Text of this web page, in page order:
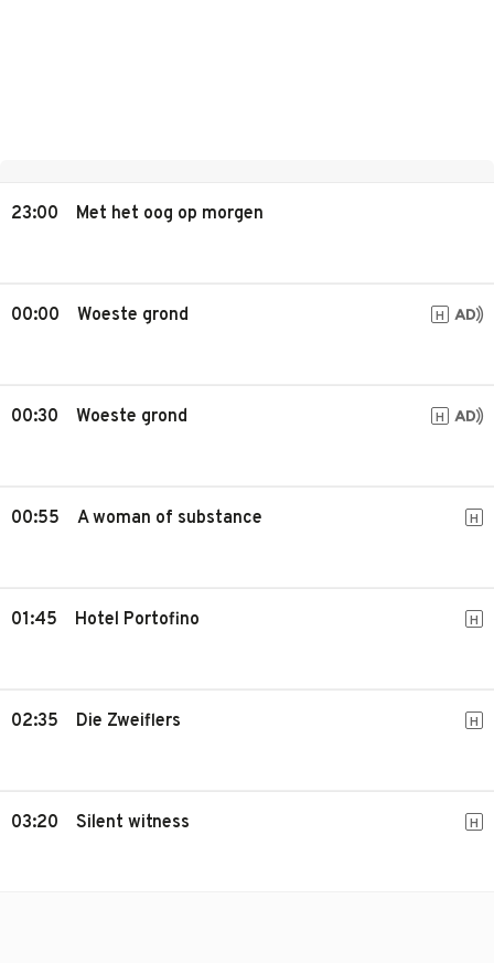
23:00 Met het oog op morgen
00:00 Woeste grond H
00:30 Woeste grond H
00:55 A woman of substance H
01:45 Hotel Portofino H
02:35 Die Zweiflers H
03:20 Silent witness H